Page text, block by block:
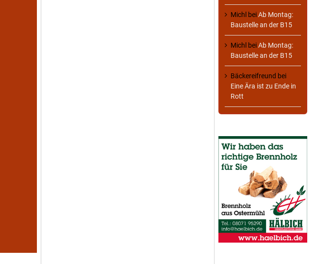
Michl beiAb Montag:
Baustelle an der B15
Michl beiAb Montag:
Baustelle an der B15
Bäckereifreund bei
Eine Ära ist zu Ende in
Rott